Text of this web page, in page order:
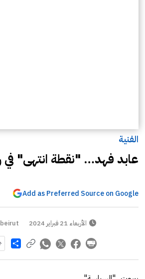
الفنية
عابد فهد… "نقطة انتهى"
Add as Preferred Source on Google
الأربعاء 21 فبراير 2024
Share